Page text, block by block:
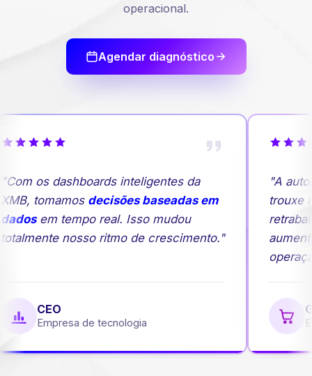
operacional.
Agendar diagnóstico
os dashboards inteligentes da
tomamosdecisões baseadas em
em tempo real. Isso mudou
nosso ritmo de crescimento."
CEO
Empresa de tecnologia
"A
trouxe